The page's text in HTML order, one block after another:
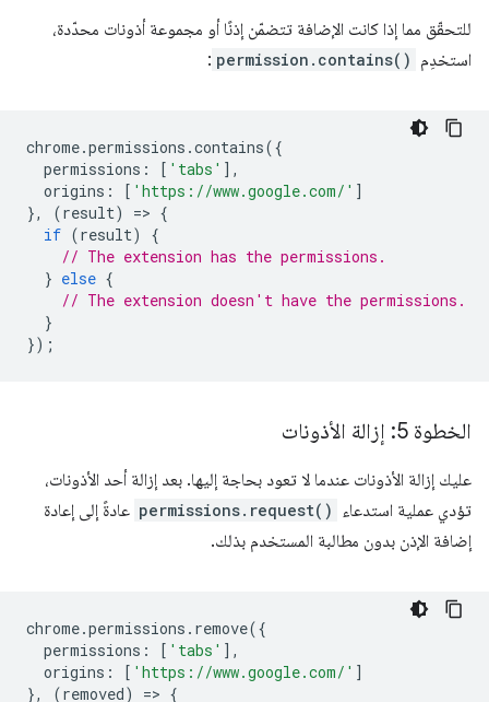
للتحقّق مما إذا كانت الإضافة تتضمّن إذنًا أو مجموعة أذونات محدّدة،
استخدِم permission.contains()
:
chrome.permissions .contains({
permissions : [ 'tabs' ],
origins : [ 'https://www.google.com/' ]
},
(result) => {
if (result)
{
// The extension has the permissions.
} else {
// The extension doesn't have the permissions.
}
});
الخطوة 5: إزالة الأذونات
عليك إزالة الأذونات عندما لا تعود بحاجة إليها. بعد إزالة أحد الأذونات،
تؤدي عملية استدعاء permissions.request() عادةً إلى إعادة
إضافة الإذن بدون مطالبة المستخدم بذلك.
chrome.permissions . remove({
permissions : [ 'tabs' ],
origins : [ 'https://www.google.com/' ]
},
(removed) => {